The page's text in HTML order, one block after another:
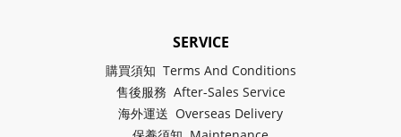
SERVICE
購買須知 Terms And Conditions
售後服務 After-Sales Service
海外運送 Overseas Delivery